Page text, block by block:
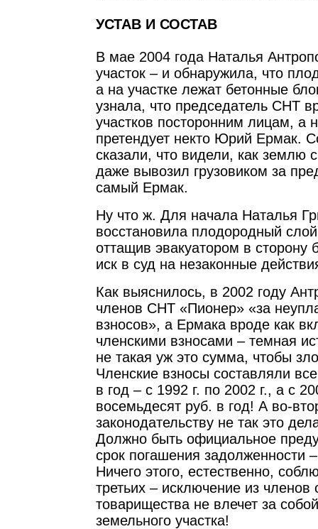
УСТАВ И СОСТАВ
В мае 2004 года Наталья
участок – и обнаружила, что
а на участке лежат бетонные
узнала, что председатель СНТ
участков посторонним лицам, а
претендует некто Юрий Ермак.
сказали, что видели, как землю
даже вывозил грузовиком за
самый Ермак.
Ну что ж. Для начала Наталья
восстановила плодородный
оттащив эвакуатором в сторону
иск в суд на незаконные
Как выяснилось, в 2002 году
членов СНТ «Пионер» «за
взносов», а Ермака вроде как
членскими взносами – темная
не такая уж это сумма, чтобы
Членские взносы составляли
в год – с 1992 г. по 2002 г., а с
восемьдесят руб. в год! А во-
законодательству не так это
Должно быть официальное
срок погашения задолженности
Ничего этого, естественно,
третьих – исключение из членов
товарищества не влечет за
земельного участка!